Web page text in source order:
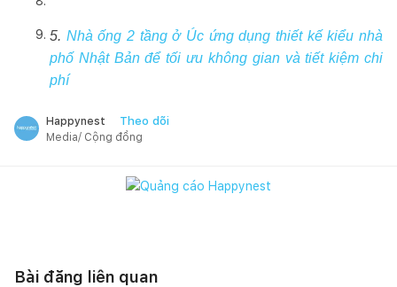
5. Nhà ống 2 tầng ở Úc ứng dụng thiết kế kiểu nhà
phố Nhật Bản để tối ưu không gian và tiết kiệm chi
phí
Happynest Theo dõi
Media/ Cộng đồng
Bài đăng liên quan